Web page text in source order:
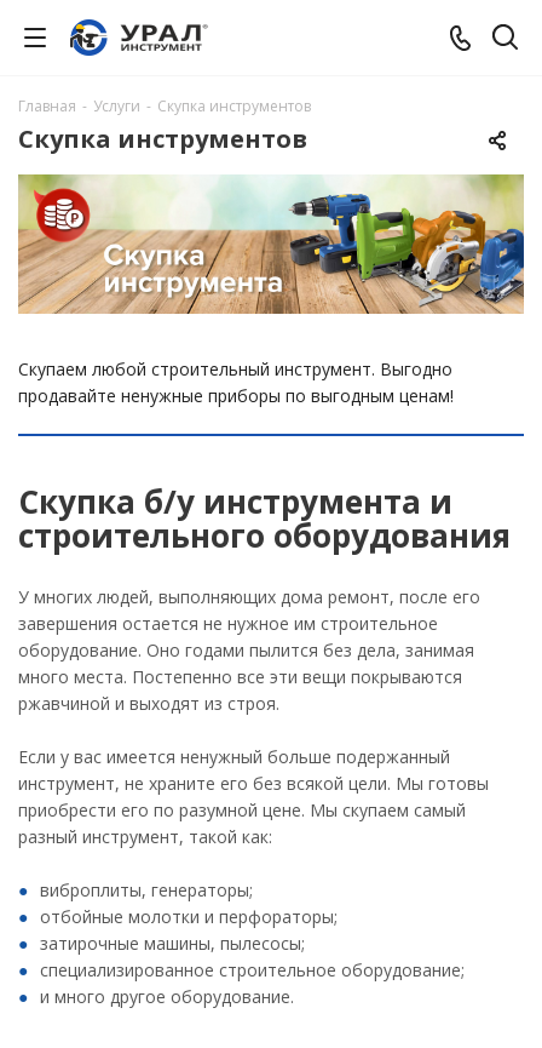
Главная - Услуги - Скупка инструментов
Скупка инструментов
Скупаем любой строительный инструмент. Выгодно
продавайте ненужные приборы по выгодным ценам!
Скупка б/у инструмента и
строительного оборудования
У многих людей, выполняющих дома ремонт, после его
завершения остается не нужное им строительное
оборудование. Оно годами пылится без дела, занимая
много места. Постепенно все эти вещи покрываются
ржавчиной и выходят из строя.
Если у вас имеется ненужный больше подержанный
инструмент, не храните его без всякой цели. Мы готовы
приобрести его по разумной цене. Мы скупаем самый
разный инструмент, такой как:
виброплиты, генераторы;
отбойные молотки и перфораторы;
затирочные машины, пылесосы;
специализированное строительное оборудование;
и много другое оборудование.